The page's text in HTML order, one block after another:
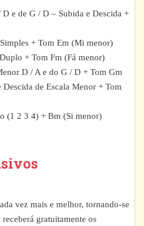
D e de G / D – Subida e Descida +
+ Tom Em (Mi menor)
+ Tom Fm (Fá menor)
D / A e do G / D + Tom Gm
Descida de Escala Menor + Tom
(1 2 3 4) + Bm (Si menor)
vez mais e melhor, tornando-se
gratuitamente os